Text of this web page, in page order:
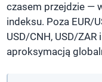
czasem przejdzie —
indeksu. Poza EUR/
USD/CNH, USD/
aproksymacją